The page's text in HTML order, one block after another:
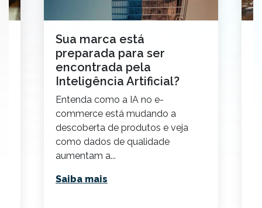
Sua marca está
preparada para ser
encontrada pela
Inteligência Artificial?
Entenda como a IA no e-
commerce está mudando a
descoberta de produtos e veja
como dados de qualidade
aumentam a...
Saiba mais